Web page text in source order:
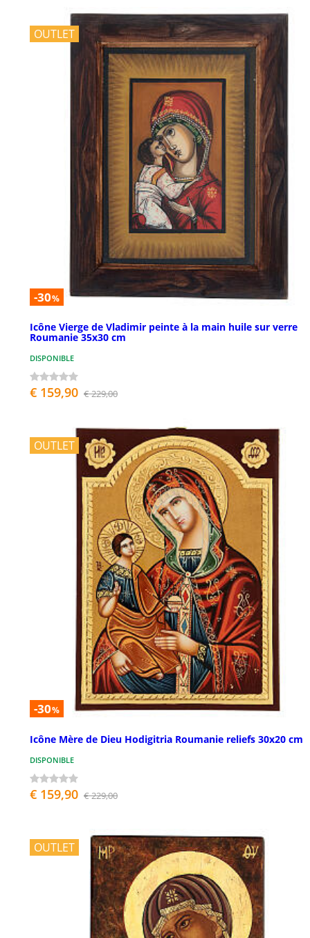
OUTLET
-30%
Icône Vierge de Vladimir peinte à la main huile sur verre
Roumanie 35x30 cm
DISPONIBLE
€ 159,90 € 229,00
OUTLET
-30%
Icône Mère de Dieu Hodigitria Roumanie reliefs 30x20 cm
DISPONIBLE
€ 159,90 € 229,00
OUTLET